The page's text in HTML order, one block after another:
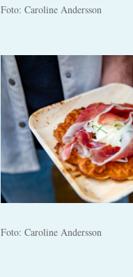
Foto: Caroline Andersson
Foto: Caroline Andersson